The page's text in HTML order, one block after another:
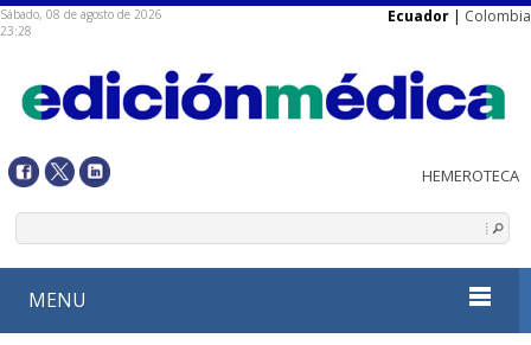
Sábado, 08 de agosto de 2026
23:28
Ecuador | Colombia
MENU